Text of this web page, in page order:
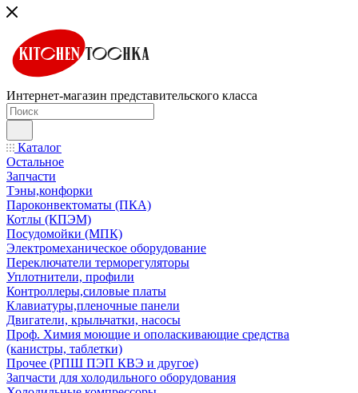
Интернет-магазин представительского класса
Каталог
Остальное
Запчасти
Тэны,конфорки
Пароконвектоматы (ПКА)
Котлы (КПЭМ)
Посудомойки (МПК)
Электромеханическое оборудование
Переключатели терморегуляторы
Уплотнители, профили
Контроллеры,силовые платы
Клавиатуры,пленочные панели
Двигатели, крыльчатки, насосы
Проф. Химия моющие и ополаскивающие средства
(канистры, таблетки)
Прочее (РПШ ПЭП КВЭ и другое)
Запчасти для холодильного оборудования